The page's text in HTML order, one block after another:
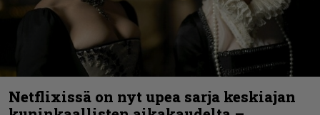
Netflixissä on nyt upea sarja keskiajan